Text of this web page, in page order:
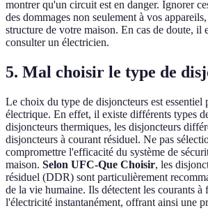
montrer qu'un circuit est en danger. Ignorer
des dommages non seulement à vos
structure de votre maison. En cas de doute, il
consulter un électricien.
5. Mal choisir le type de
Le choix du type de disjoncteurs est essentiel
électrique. En effet, il existe différents types
disjoncteurs thermiques, les disjoncteurs
disjoncteurs à courant résiduel. Ne pas
compromettre l'efficacité du système de
maison. Selon UFC-Que Choisir, les
résiduel (DDR) sont particulièrement
de la vie humaine. Ils détectent les courants à
l'électricité instantanément, offrant ainsi une